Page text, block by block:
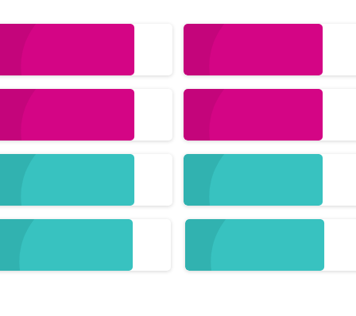
Goedkoopste